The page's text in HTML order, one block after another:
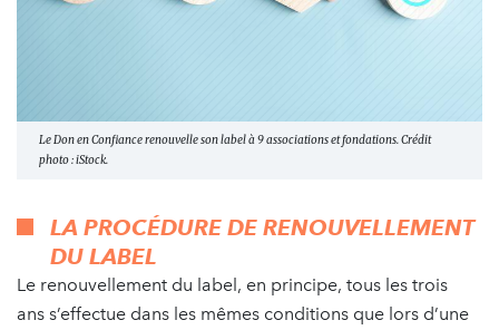
Le Don en Confiance renouvelle son label à 9 associations et fondations. Crédit
photo : iStock.
LA PROCÉDURE DE RENOUVELLEMENT
DU LABEL
Le renouvellement du label, en principe, tous les trois
ans s’effectue dans les mêmes conditions que lors d’une